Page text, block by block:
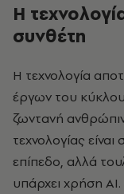
Η
συνθέτη
Η τεχνολογία αποτελεί αναπόσπαστο στοιχείο πολλών
έργων του
ζωντανή
τεχνολογίας
επίπεδο, αλλά
υπάρχει χρήση